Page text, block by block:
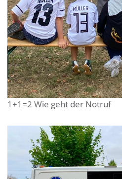
1+1=2 Wie geht der Notruf